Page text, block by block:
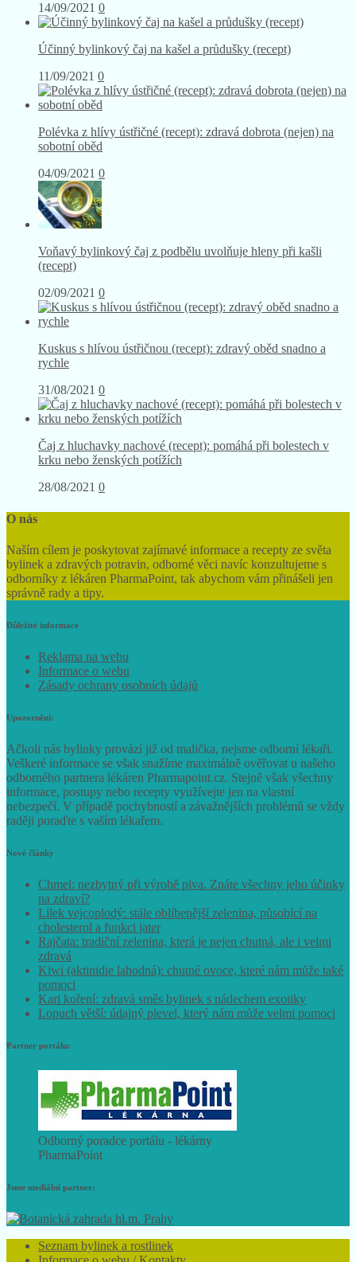
14/09/2021 0
Účinný bylinkový čaj na kašel a průdušky (recept)
11/09/2021 0
Polévka z hlívy ústřičné (recept): zdravá dobrota (nejen) na
sobotní oběd
04/09/2021 0
Voňavý bylinkový čaj z podbělu uvolňuje hleny při kašli
(recept)
02/09/2021 0
Kuskus s hlívou ústřičnou (recept): zdravý oběd snadno a
rychle
31/08/2021 0
Čaj z hluchavky nachové (recept): pomáhá při bolestech v
krku nebo ženských potížích
28/08/2021 0
O nás
Naším cílem je poskytovat zajímavé informace a recepty ze světa
bylinek a zdravých potravin, odborné věci navíc konzultujeme s
odborníky z lékáren PharmaPoint, tak abychom vám přinášeli jen
správně rady a tipy.
Důležité informace
Reklama na webu
Informace o webu
Zásady ochrany osobních údajů
Upozornění:
Ačkoli nás bylinky provází již od malička, nejsme odborní lékaři.
Veškeré informace se však snažíme maximálně ověřovat u našeho
odborného partnera lékáren Pharmapoint.cz. Stejně však všechny
informace, postupy nebo recepty využívejte jen na vlastní
nebezpečí. V případě pochybností a závažnějších problémů se vždy
raději poraďte s vaším lékařem.
Nové články
Chmel: nezbytný při výrobě piva. Znáte všechny jeho účinky
na zdraví?
Lilek vejcoplodý: stále oblíbenější zelenina, působící na
cholesterol a funkci jater
Rajčata: tradiční zelenina, která je nejen chutná, ale i velmi
zdravá
Kiwi (aktinidie lahodná): chutné ovoce, které nám může také
pomoci
Kari koření: zdravá směs bylinek s nádechem exotiky
Lopuch větší: údajný plevel, který nám může velmi pomoci
Partner portálu:
Odborný poradce portálu - lékárny
PharmaPoint
Jsme mediální partner:
Seznam bylinek a rostlinek